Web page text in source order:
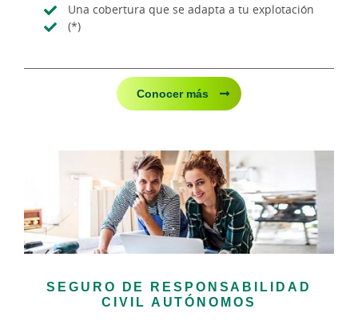
Una cobertura que se adapta a tu explotación
(*)
Conocer más
SEGURO DE RESPONSABILIDAD
CIVIL AUTÓNOMOS